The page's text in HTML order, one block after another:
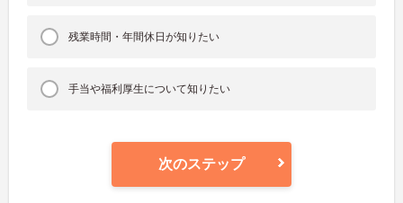
残業時間・年間休日が知りたい
手当や福利厚生について知りたい
次のステップ